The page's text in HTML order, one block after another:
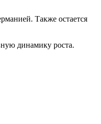
Также остается
динамику роста.